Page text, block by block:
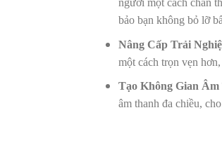
người một cách chân
bảo bạn không bỏ lỡ
Nâng Cấp Trải
một cách trọn vẹn
Tạo Không Gian
âm thanh đa chiều,